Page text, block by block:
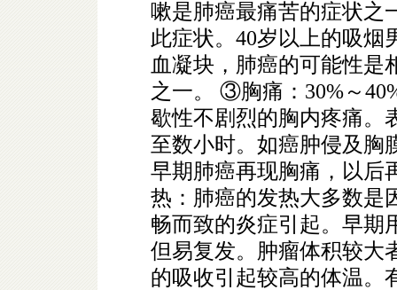
嗽是肺癌最痛苦的症状
此症状。40岁以上的吸烟
血凝块，肺癌的可能性是
之一。 ③胸痛：30%～
歇性不剧烈的胸内疼痛。
至数小时。如癌肿侵及胸
早期肺癌再现胸痛，以
热：肺癌的发热大多数是
畅而致的炎症引起。早期
但易复发。肿瘤体积较大
的吸收引起较高的体温。